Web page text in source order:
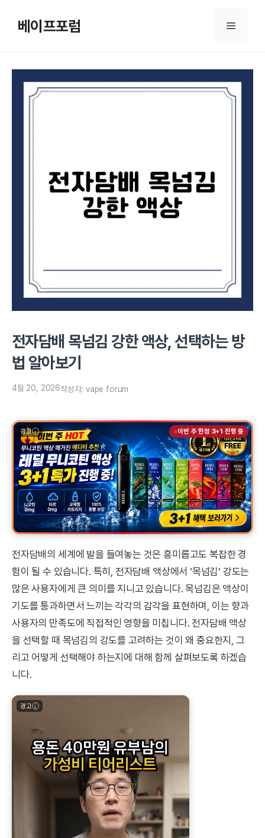
베이프포럼 메
전자담배 목넘김 강한 액상, 선택하는 방
법 알아보기
4월 20, 2026작성자:vape forum
광고 이번 주 한정 3+1 진행 중
전자담배의 세계에 발을 들여놓는 것은 흥미롭고도 복잡한 경
험이 될 수 있습니다. 특히, 전자담배 액상에서 ‘목넘김’ 강도는
많은 사용자에게 큰 의미를 지니고 있습니다. 목넘김은 액상이
기도를 통과하면서 느끼는 각각의 감각을 표현하며, 이는 향과
사용자의 만족도에 직접적인 영향을 미칩니다. 전자담배 액상
을 선택할 때 목넘김의 강도를 고려하는 것이 왜 중요한지, 그
리고 어떻게 선택해야 하는지에 대해 함께 살펴보도록 하겠습
니다.
광고